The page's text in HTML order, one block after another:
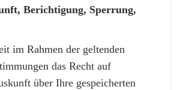
Berichtigung, Sperrung,
im Rahmen der geltenden
das Recht auf
über Ihre gespeicherten